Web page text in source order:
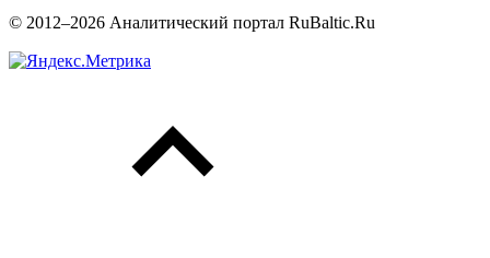
© 2012–2026 Аналитический портал RuBaltic.Ru